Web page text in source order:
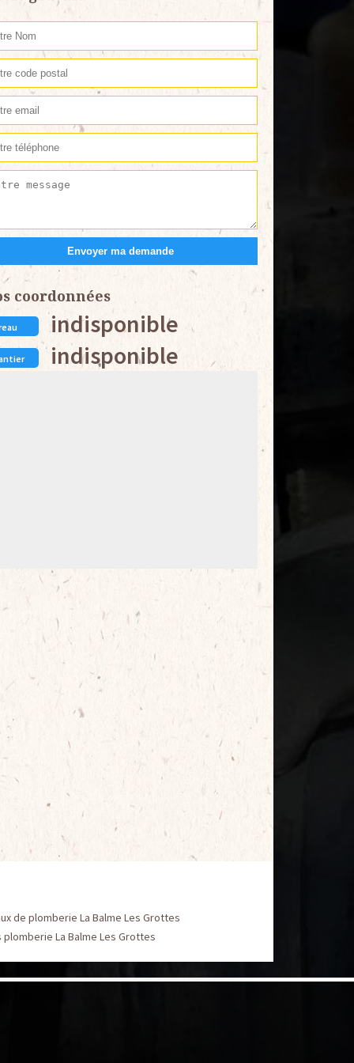
coordonnées
indisponible
indisponible
de plomberie La Balme Les Grottes
plomberie La Balme Les Grottes